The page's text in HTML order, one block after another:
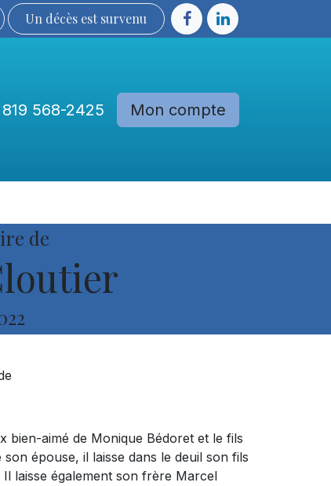
Un décès est sur​​​​​​​​ve​nu​​​​​​​​​​
819 568-2425 Mon compte
de
bien-aimé de Monique Bédoret et le fils
épouse, il laisse dans le deuil son fils
laisse également son frère Marcel